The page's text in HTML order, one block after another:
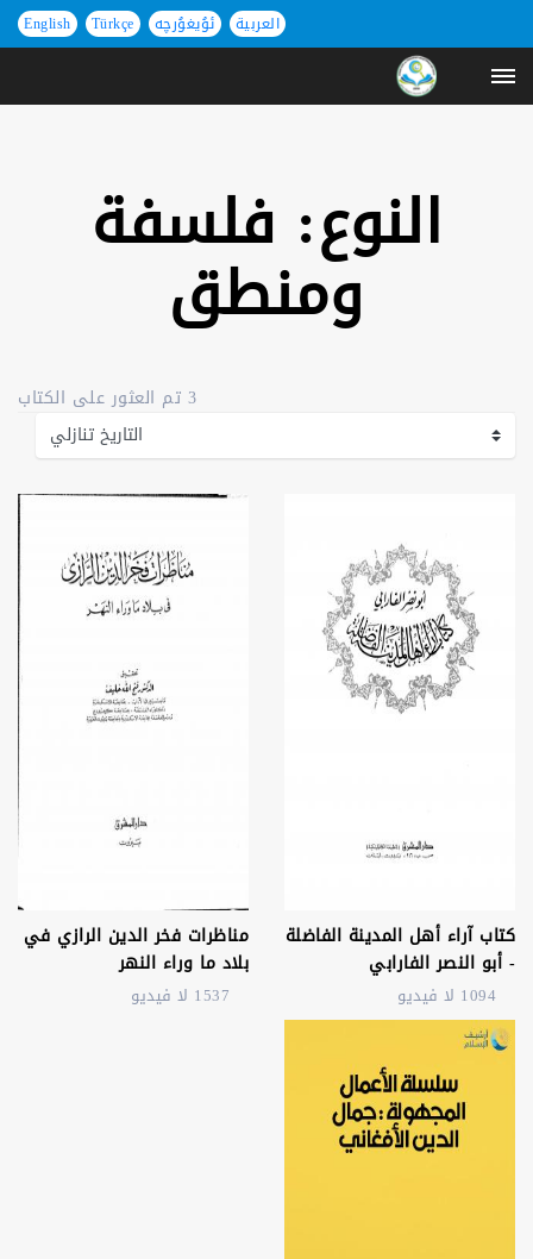
English Türkçe ئۇيغۇرچە العربية
النوع: فلسفة
ومنطق
3 تم العثور على الكتاب
كتاب آراء أهل المدينة الفاضلة
- أبو النصر الفارابي
1094 لا فيديو
مناظرات فخر الدين الرازي في
بلاد ما وراء النهر
1537 لا فيديو